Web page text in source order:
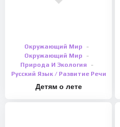
Окружающий Мир
Окружающий Мир
Природа И Экология
Русский Язык / Развитие Речи
Детям о лете